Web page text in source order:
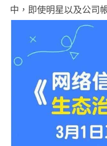
中，即使明星以及公司